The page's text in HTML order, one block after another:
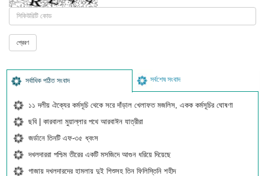
সর্বাধিক পঠিত সংবাদ সর্বশেষ সংবাদ
১১ দলীয় ঐক্যের কর্মসূচি থেকে সরে দাঁড়াল খেলাফত মজলিস, একক কর্মসূচির ঘোষণা
ছবি | কারবালা মুয়াল্লার পথে আরবাঈন যাত্রীরা
জর্ডানে তিনটি এফ-৩৫ ধ্বংস
দখলদাররা পশ্চিম তীরের একটি মসজিদে আগুন ধরিয়ে দিয়েছে
গাজায় দখলদারদের হামলায় দুই শিশুসহ তিন ফিলিস্তিনি শহীদ